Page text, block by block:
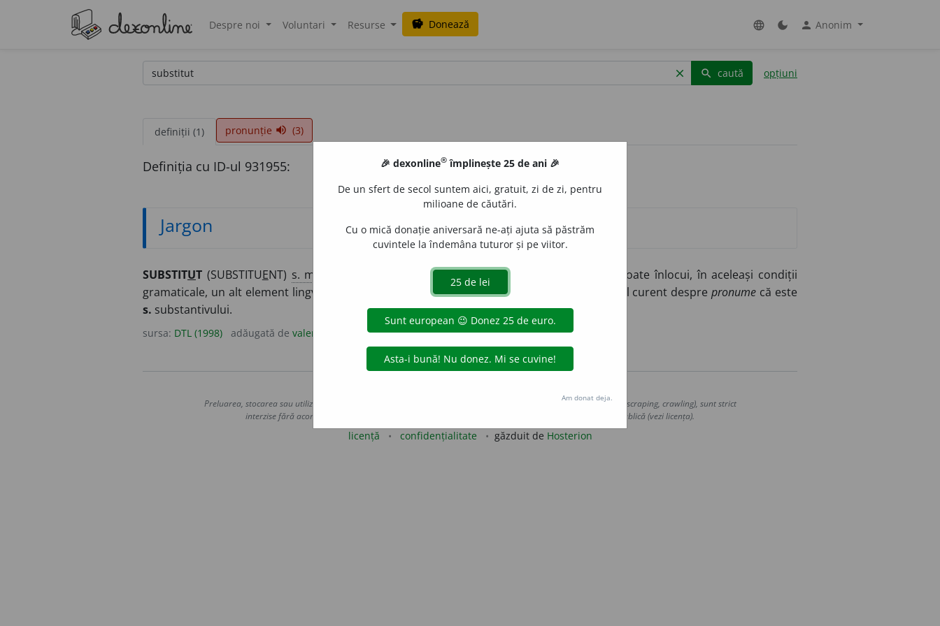
Despre noi Voluntari Resurse savings Donează language dark_mode person Anonim
clear search caută opțiuni
definiții (1) pronunție volume_up (3)
Definiția cu ID-ul 931955:
Jargon
SUBSTITUT (SUBSTITUENT) s. m. substitutus): element lingvistic care poate înlocui, în aceleași condiții
gramaticale, un alt element lingvistic cu care are proprietăți asemănătoare. Se spune astfel curent desprepronume că este
s. substantivului.
sursa: DTL (1998) adăugată de valeriu acțiuni
Preluarea, stocarea sau utilizarea datelor de pe acest site, inclusiv prin orice metode de extragere automată (web scraping, crawling), sunt strict
interzise fără acordul nostru prealabil scris, cu excepția seturilor de date oferite oficial spre utilizare publică (vezi licența).
licență confidențialitate găzduit de Hosterion
🎉 dexonline® împlinește 25 de ani 🎉
De un sfert de secol suntem aici, gratuit, zi de zi, pentru
milioane de căutări.
Cu o mică donație aniversară ne-ați ajuta să păstrăm
cuvintele la îndemâna tuturor și pe viitor.
Am donat deja.